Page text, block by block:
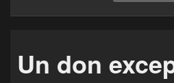
Un don